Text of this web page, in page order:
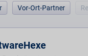
Vor-Ort-Partner